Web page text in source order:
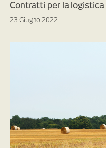
Contratti per la
23 Giugno 2022